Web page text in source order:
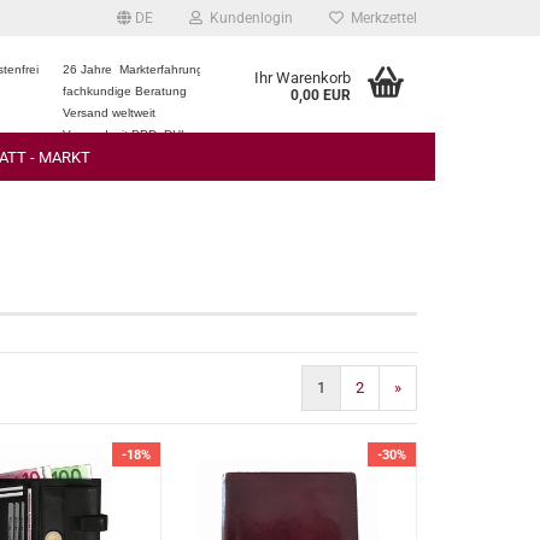
DE Kundenlogin Merkzettel
26 Jahre Markterfahrung
fachkundige Beratung
Versand weltweit
Versand mit DPD, DHL
Ihr Warenkorb
0,00 EUR
- MARKT
1 2 »
-18% -30%